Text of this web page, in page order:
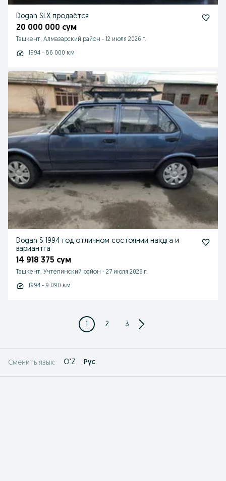
Dogan SLX продаётся
20 000 000 сум
Ташкент, Алмазарский район - 12 июля 2026 г.
1994 - 86 000 км
Dogan S 1994 год отличном состоянии накдга и
вариантга
14 918 375 сум
Ташкент, Учтепинский район - 27 июля 2026 г.
1994 - 9 090 км
1 2 3
Сменить язык: O'Z Рус